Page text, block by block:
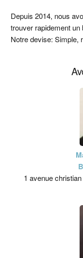
latérale
principale
Depuis 2014, nous
trouver rapidement
Notre devise: Simple,
1 avenue